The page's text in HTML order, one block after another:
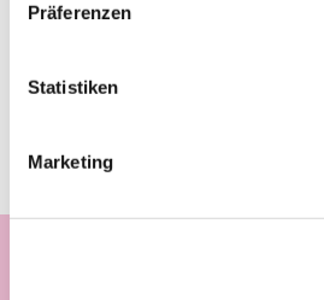
Präferenzen
Statistiken
Marketing